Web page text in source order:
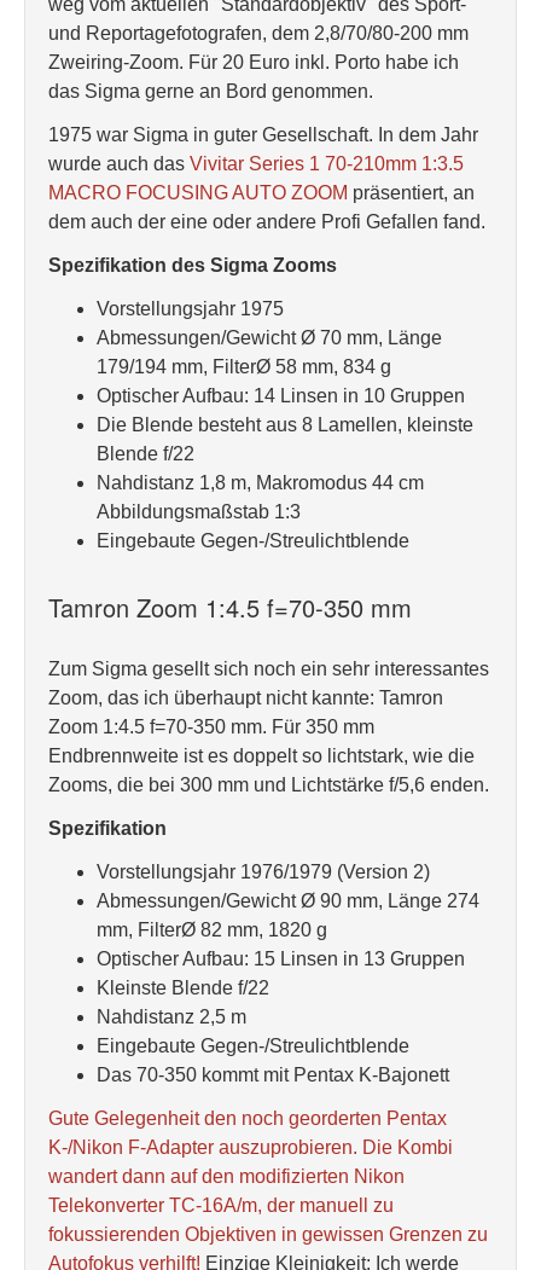
weg vom aktuellen "Standardobjektiv" des Sport-
und Reportagefotografen, dem 2,8/70/80-200 mm
Zweiring-Zoom. Für 20 Euro inkl. Porto habe ich
das Sigma gerne an Bord genommen.
1975 war Sigma in guter Gesellschaft. In dem Jahr
wurde auch das Vivitar Series 1 70-210mm 1:3.5
MACRO FOCUSING AUTO ZOOM präsentiert, an
dem auch der eine oder andere Profi Gefallen fand.
Spezifikation des Sigma Zooms
Vorstellungsjahr 1975
Abmessungen/Gewicht Ø 70 mm, Länge
179/194 mm, FilterØ 58 mm, 834 g
Optischer Aufbau: 14 Linsen in 10 Gruppen
Die Blende besteht aus 8 Lamellen, kleinste
Blende f/22
Nahdistanz 1,8 m, Makromodus 44 cm
Abbildungsmaßstab 1:3
Eingebaute Gegen-/Streulichtblende
Tamron Zoom 1:4.5 f=70-350 mm
Zum Sigma gesellt sich noch ein sehr interessantes
Zoom, das ich überhaupt nicht kannte: Tamron
Zoom 1:4.5 f=70-350 mm. Für 350 mm
Endbrennweite ist es doppelt so lichtstark, wie die
Zooms, die bei 300 mm und Lichtstärke f/5,6 enden.
Spezifikation
Vorstellungsjahr 1976/1979 (Version 2)
Abmessungen/Gewicht Ø 90 mm, Länge 274
mm, FilterØ 82 mm, 1820 g
Optischer Aufbau: 15 Linsen in 13 Gruppen
Kleinste Blende f/22
Nahdistanz 2,5 m
Eingebaute Gegen-/Streulichtblende
Das 70-350 kommt mit Pentax K-Bajonett
Gute Gelegenheit den noch georderten Pentax
K-/Nikon F-Adapter auszuprobieren. Die Kombi
wandert dann auf den modifizierten Nikon
Telekonverter TC-16A/m, der manuell zu
fokussierenden Objektiven in gewissen Grenzen zu
Autofokus verhilft! Einzige Kleinigkeit: Ich werde